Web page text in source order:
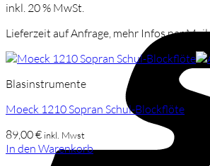
inkl. 20 % MwSt.
Lieferzeit auf Anfrage, mehr Infos per
Blasinstrumente
Moeck 1210 Sopran Schul-Blockflöte
89,00€ inkl. Mwst
In den Warenkorb